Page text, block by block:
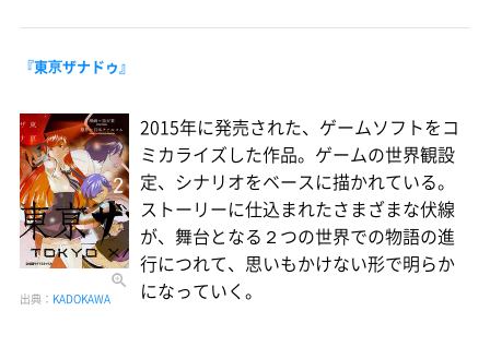
『東亰ザナドゥ』
出典： KADOKAWA
2015年に発売された、ゲームソフトをコ
ミカライズした作品。ゲームの世界観設
定、シナリオをベースに描かれている。
ストーリーに仕込まれたさまざまな伏線
が、舞台となる２つの世界での物語の進
行につれて、思いもかけない形で明らか
になっていく。